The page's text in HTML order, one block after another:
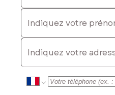
Indiquez votre prénom
E-mail